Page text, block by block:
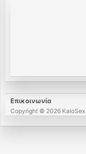
Επικοινωνία
Copyright © 2026 KaloSex